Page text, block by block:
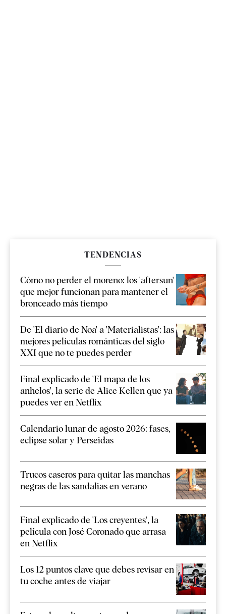
TENDENCIAS
Cómo no perder el moreno: los 'aftersun'
que mejor funcionan para mantener el
bronceado más tiempo
De 'El diario de Noa' a 'Materialistas': las
mejores películas románticas del siglo
XXI que no te puedes perder
Final explicado de 'El mapa de los
anhelos', la serie de Alice Kellen que ya
puedes ver en Netflix
Calendario lunar de agosto 2026: fases,
eclipse solar y Perseidas
Trucos caseros para quitar las manchas
negras de las sandalias en verano
Final explicado de 'Los creyentes', la
película con José Coronado que arrasa
en Netflix
Los 12 puntos clave que debes revisar en
tu coche antes de viajar